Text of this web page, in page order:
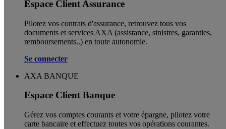
Espace Client Assurance
Pilotez vos contrats d'assurance, retrouvez tous vos
documents et services AXA (assistance, sinistres, garanties,
remboursements..) en toute autonomie. ​
Se connecter
AXA BANQUE
Espace Client Banque
Gérez vos comptes courants et votre épargne, pilotez votre
carte bancaire et effectuez toutes vos opérations courantes.